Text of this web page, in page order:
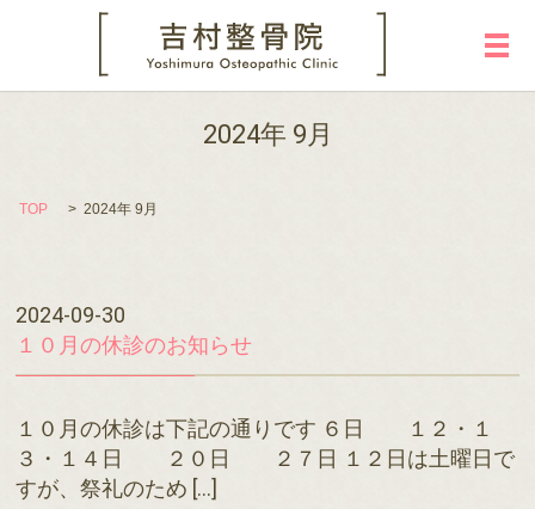
メ
2024年 9月
TOP 2024年 9月
2024-09-30
１０月の休診のお知らせ
１０月の休診は下記の通りです ６日 １２・１
３・１４日 ２０日 ２７日 １２日は土曜日で
すが、祭礼のため […]